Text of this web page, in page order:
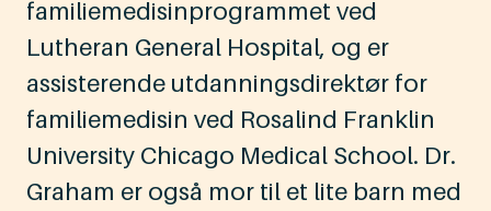
familiemedisinprogrammet ved
Lutheran General Hospital, og er
assisterende utdanningsdirektør for
familiemedisin ved Rosalind Franklin
University Chicago Medical School. Dr.
Graham er også mor til et lite barn med